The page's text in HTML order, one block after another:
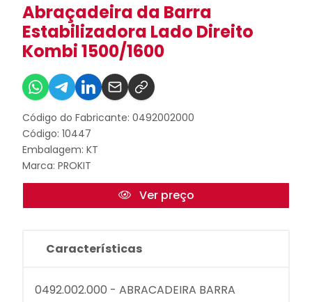
Abraçadeira da Barra
Estabilizadora Lado Direito
Kombi 1500/1600
Código do Fabricante: 0492002000
Código: 10447
Embalagem: KT
Marca: PROKIT
Ver preço
Características
0492.002.000 - ABRACADEIRA BARRA